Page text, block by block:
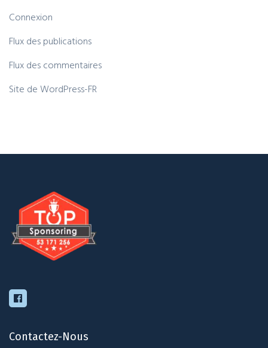
Connexion
Flux des publications
Flux des commentaires
Site de WordPress-FR
Contactez-Nous